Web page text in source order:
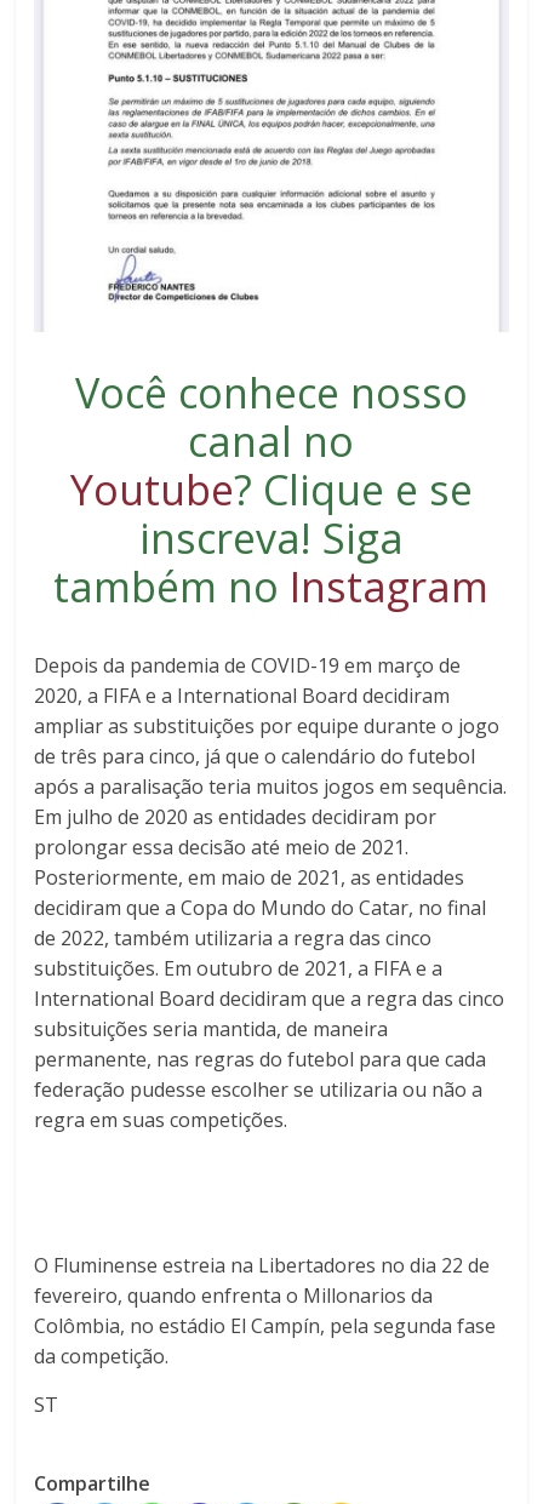
Você conhece nosso
canal no
Youtube? Clique e se
inscreva! Siga
também no Instagram
Depois da pandemia de COVID-19 em março de
2020, a FIFA e a International Board decidiram
ampliar as substituições por equipe durante o jogo
de três para cinco, já que o calendário do futebol
após a paralisação teria muitos jogos em sequência.
Em julho de 2020 as entidades decidiram por
prolongar essa decisão até meio de 2021.
Posteriormente, em maio de 2021, as entidades
decidiram que a Copa do Mundo do Catar, no final
de 2022, também utilizaria a regra das cinco
substituições. Em outubro de 2021, a FIFA e a
International Board decidiram que a regra das cinco
subsituições seria mantida, de maneira
permanente, nas regras do futebol para que cada
federação pudesse escolher se utilizaria ou não a
regra em suas competições.
O Fluminense estreia na Libertadores no dia 22 de
fevereiro, quando enfrenta o Millonarios da
Colômbia, no estádio El Campín, pela segunda fase
da competição.
ST
Compartilhe